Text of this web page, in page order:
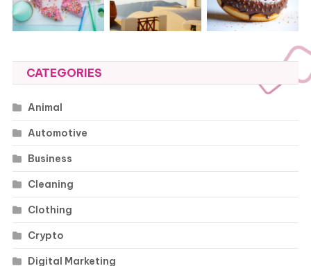
CATEGORIES
Animal
Automotive
Business
Cleaning
Clothing
Crypto
Digital Marketing